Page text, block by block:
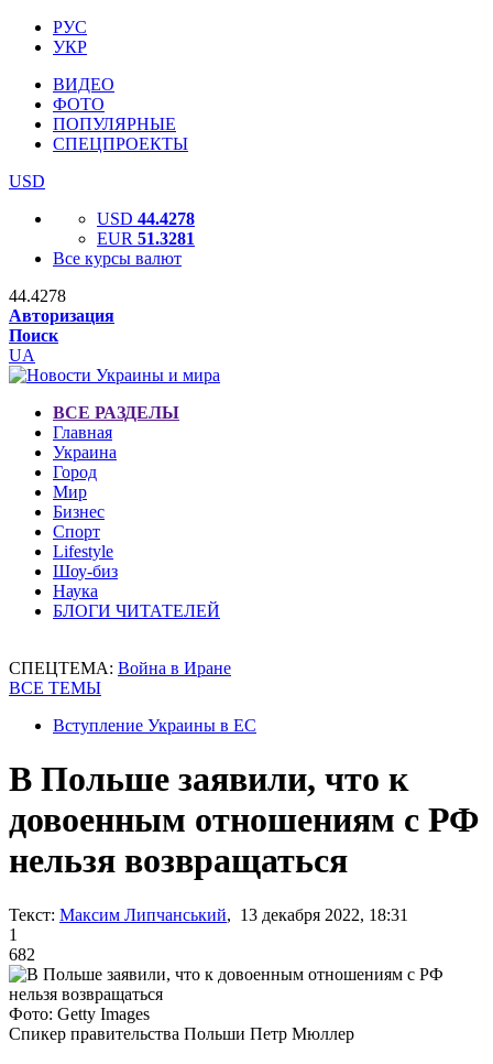
РУС
УКР
ВИДЕО
ФОТО
ПОПУЛЯРНЫЕ
СПЕЦПРОЕКТЫ
USD
USD 44.4278
EUR 51.3281
Все курсы валют
44.4278
Авторизация
Поиск
UA
ВСЕ РАЗДЕЛЫ
Главная
Украина
Город
Мир
Бизнес
Спорт
Lifestyle
Шоу-биз
Наука
БЛОГИ ЧИТАТЕЛЕЙ
СПЕЦТЕМА: Война в Иране
ВСЕ ТЕМЫ
Вступление Украины в ЕС
В Польше заявили, что к
довоенным отношениям с РФ
нельзя возвращаться
Текст: Максим Липчанський, 13 декабря 2022, 18:31
1
682
Фото: Getty Images
Спикер правительства Польши Петр Мюллер